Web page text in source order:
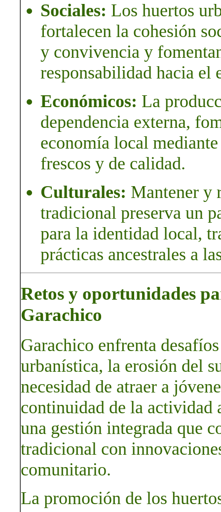
Sociales: Los huertos
fortalecen la cohesión
y convivencia y
responsabilidad hacia el
Económicos: La
dependencia externa,
economía local
frescos y de calidad.
Culturales: Mantener y
tradicional preserva un
para la identidad local,
prácticas ancestrales a
Retos y oportunidades
Garachico
Garachico enfrenta
urbanística, la erosión del
necesidad de atraer a
continuidad de la actividad
una gestión integrada que
tradicional con
comunitario.
La promoción de los